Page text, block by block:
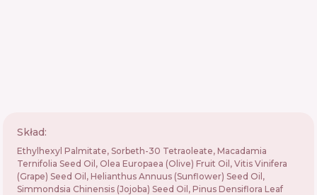
Skład:
Ethylhexyl Palmitate, Sorbeth-30 Tetraoleate, Macadamia
Ternifolia Seed Oil, Olea Europaea (Olive) Fruit Oil, Vitis Vinifera
(Grape) Seed Oil, Helianthus Annuus (Sunflower) Seed Oil,
Simmondsia Chinensis (Jojoba) Seed Oil, Pinus Densiflora Leaf